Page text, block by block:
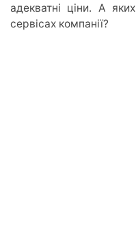
адекватні ціни. А
сервісах компанії?